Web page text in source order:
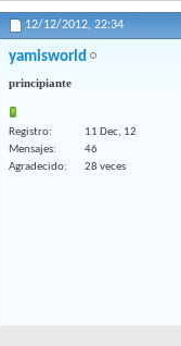
12/12/2012, 22:34
yamisworld
principiante
Registro
11 Dec, 12
Mensajes
46
Agradecido
28 veces